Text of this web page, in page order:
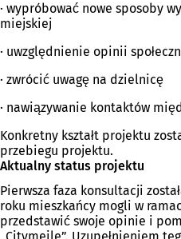
· wypróbować nowe sposoby
miejskiej
· uwzględnienie opinii
· zwrócić uwagę na dzielnicę
· nawiązywanie kontaktów
Konkretny kształt projektu
przebiegu projektu.
Aktualny status projektu
Pierwsza faza konsultacji
roku mieszkańcy mogli w
przedstawić swoje opinie i